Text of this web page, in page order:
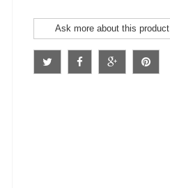
Ask more about this product